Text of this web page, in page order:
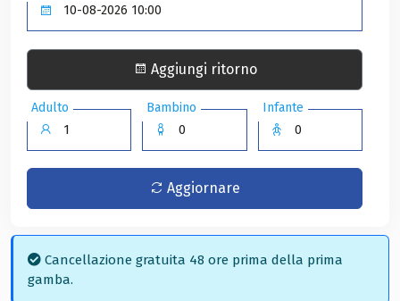
Aggiungi ritorno
Adulto Bambino Infante
Aggiornare
Cancellazione gratuita 48 ore prima della prima
gamba.